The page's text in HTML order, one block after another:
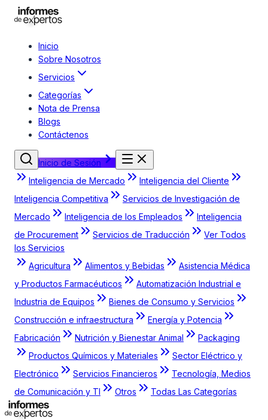
Inicio
Sobre Nosotros
Servicios
Categorías
Nota de Prensa
Blogs
Contáctenos
Inicio de Sesión
Inteligencia de Mercado
Inteligencia del Cliente
Inteligencia Competitiva
Servicios de Investigación de
Mercado
Inteligencia de los Empleados
Inteligencia
de Procurement
Servicios de Traducción
Ver Todos
los Servicios
Agricultura
Alimentos y Bebidas
Asistencia Médica
y Productos Farmacéuticos
Automatización Industrial e
Industria de Equipos
Bienes de Consumo y Servicios
Construcción e infraestructura
Energía y Potencia
Fabricación
Nutrición y Bienestar Animal
Packaging
Productos Químicos y Materiales
Sector Eléctrico y
Electrónico
Servicios Financieros
Tecnología, Medios
de Comunicación y TI
Otros Todas Las Categorías